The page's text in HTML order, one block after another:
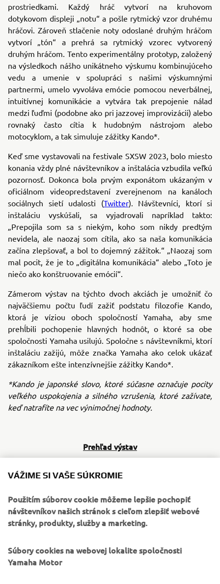
prostriedkami. Každý hráč vytvorí na kruhovom
dotykovom displeji „notu“ a pošle rytmický vzor druhému
hráčovi. Zároveň stlačenie noty odoslané druhým hráčom
vytvorí „tón“ a prehrá sa rytmický vzorec vytvorený
druhým hráčom. Tento experimentálny prototyp, založený
na výsledkoch nášho unikátneho výskumu kombinujúceho
vedu a umenie v spolupráci s našimi výskumnými
partnermi, umelo vyvoláva emócie pomocou neverbálnej,
intuitívnej komunikácie a vytvára tak prepojenie nálad
medzi ľuďmi (podobne ako pri jazzovej improvizácii) alebo
rovnaký často cítia k hudobným nástrojom alebo
motocyklom, a tak simuluje zážitky Kando*.
Keď sme vystavovali na festivale SXSW 2023, bolo miesto
konania vždy plné návštevníkov a inštalácia vzbudila veľkú
pozornosť. Dokonca bola prvým exponátom ukázaným v
oficiálnom videopredstavení zverejnenom na kanáloch
sociálnych sietí udalosti (Twitter). Návštevníci, ktorí si
inštaláciu vyskúšali, sa vyjadrovali napríklad takto:
„Prepojila som sa s niekým, koho som nikdy predtým
nevidela, ale naozaj som cítila, ako sa naša komunikácia
začína zlepšovať, a bol to dojemný zážitok.“ „Naozaj som
mal pocit, že je to „digitálna komunikácia“ alebo „Toto je
niečo ako konštruovanie emócií“.
Zámerom výstav na týchto dvoch akciách je umožniť čo
najväčšiemu počtu ľudí zažiť podstatu filozofie Kando,
ktorá je víziou oboch spoločností Yamaha, aby sme
prehĺbili pochopenie hlavných hodnôt, o ktoré sa obe
spoločnosti Yamaha usilujú. Spoločne s návštevníkmi, ktorí
inštaláciu zažijú, môže značka Yamaha ako celok ukázať
zákazníkom ešte intenzívnejšie zážitky Kando*.
*Kando je japonské slovo, ktoré súčasne označuje pocity
veľkého uspokojenia a silného vzrušenia, ktoré zažívate,
keď natrafíte na vec výnimočnej hodnoty.
Prehľad výstav
Miesto:STATION Berlin (Berlín, Nemecko)
Oficiálne webové stránky:https://hub.berlin/
Tech Open Air Festival
VÁŽIME SI VAŠE SÚKROMIE
Použitím súborov cookie môžeme lepšie pochopiť
návštevníkov našich stránok s cieľom zlepšiť webové
stránky, produkty, služby a marketing.
Súbory cookies na webovej lokalite spoločnosti
Yamaha Motor